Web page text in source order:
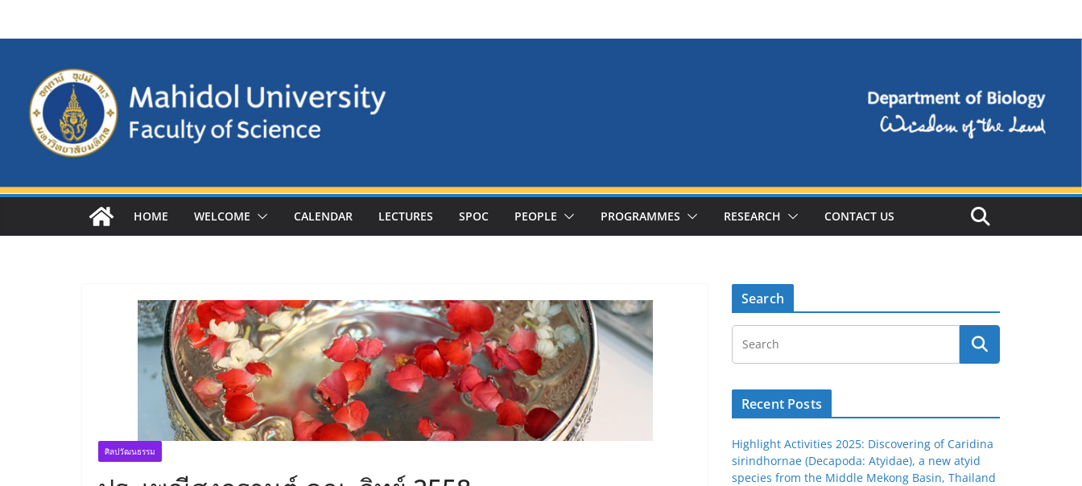
HOME WELCOME CALENDAR LECTURES SPOC PEOPLE PROGRAMMES RESEARCH CONTACT US
ศิลปวัฒนธรรม
Search
Recent Posts
Highlight Activities 2025: Discovering of Caridina
sirindhornae (Decapoda: Atyidae), a new atyid
species from the Middle Mekong Basin, Thailand